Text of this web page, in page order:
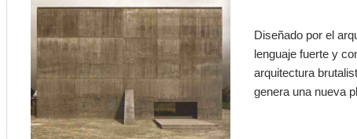
Diseñado por el
lenguaje fuerte y
arquitectura
genera una nueva